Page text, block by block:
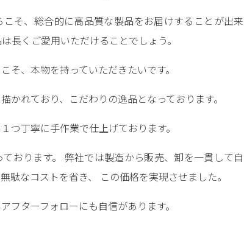
そ、総合的に高品質な製品をお届けすることが出来
長くご愛用いただけることでしょう。
そ、本物を持っていただきたいです。
かれており、こだわりの逸品となっております。
つ丁寧に手作業で仕上げております。
おります。 弊社では製造から販売、卸を一貫して自
駄なコストを省き、 この価格を実現させました。
フターフォローにも自信があります。